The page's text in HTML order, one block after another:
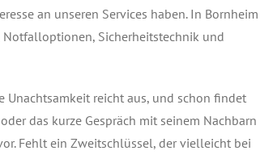
an unseren Services haben. In Bornheim
Sicherheitstechnik und
Unachtsamkeit reicht aus, und schon findet
das kurze Gespräch mit seinem Nachbarn
Fehlt ein Zweitschlüssel, der vielleicht bei